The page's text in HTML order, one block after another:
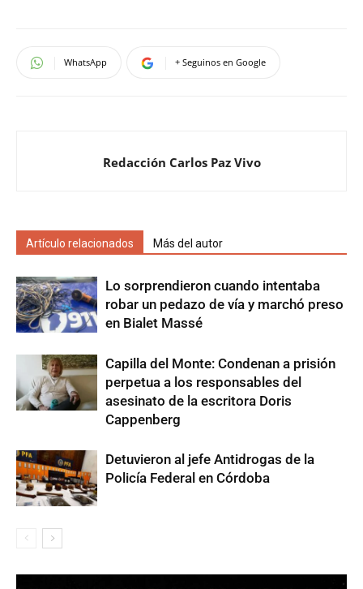
WhatsApp + Seguinos en Google
Redacción Carlos Paz Vivo
Artículo relacionados Más del autor
Lo sorprendieron cuando intentaba
robar un pedazo de vía y marchó preso
en Bialet Massé
Capilla del Monte: Condenan a prisión
perpetua a los responsables del
asesinato de la escritora Doris
Cappenberg
Detuvieron al jefe Antidrogas de la
Policía Federal en Córdoba